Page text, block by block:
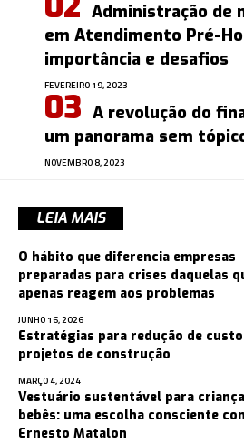
Administração de
em Atendimento Pré-
importância e desafios
FEVEREIRO 19, 2023
A revolução do
um panorama sem
NOVEMBRO 8, 2023
LEIA MAIS
O hábito que diferencia empresas
preparadas para crises daquelas
apenas reagem aos problemas
JUNHO 16, 2026
Estratégias para redução de
projetos de construção
MARÇO 4, 2024
Vestuário sustentável para
bebês: uma escolha consciente
Ernesto Matalon